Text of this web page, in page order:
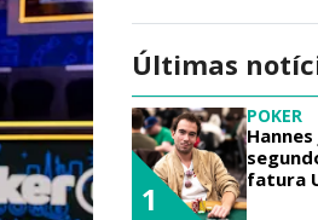
Últimas
POKER
fatura
1